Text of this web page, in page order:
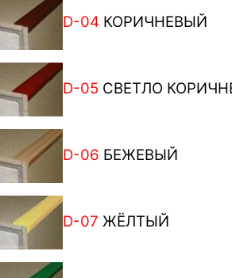
D-04 КОРИЧНЕВЫЙ
D-05 СВЕТЛО
D-06 БЕЖЕВЫЙ
D-07 ЖЁЛТЫЙ